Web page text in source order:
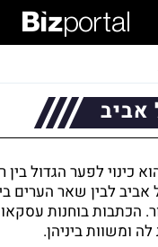
אביב
כינוי לפער הגדול בין
אביב לבין שאר הערים
הכתבות בוחנות
ומשוות ביניהן.